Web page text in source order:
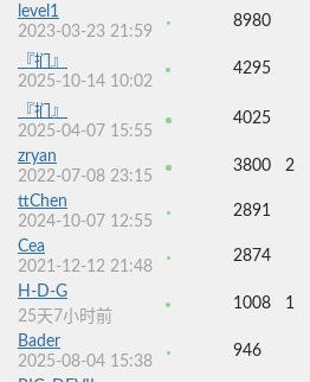
level1
2023-03-23 21:59
8980
『扪』
2025-10-14 10:02
4295
『扪』
2025-04-07 15:55
4025
zryan
2022-07-08 23:15
3800 2
ttChen
2024-10-07 12:55
2891
Cea
2021-12-12 21:48
2874
H-D-G
25天7小时前
1008 1
Bader
2025-08-04 15:38
946